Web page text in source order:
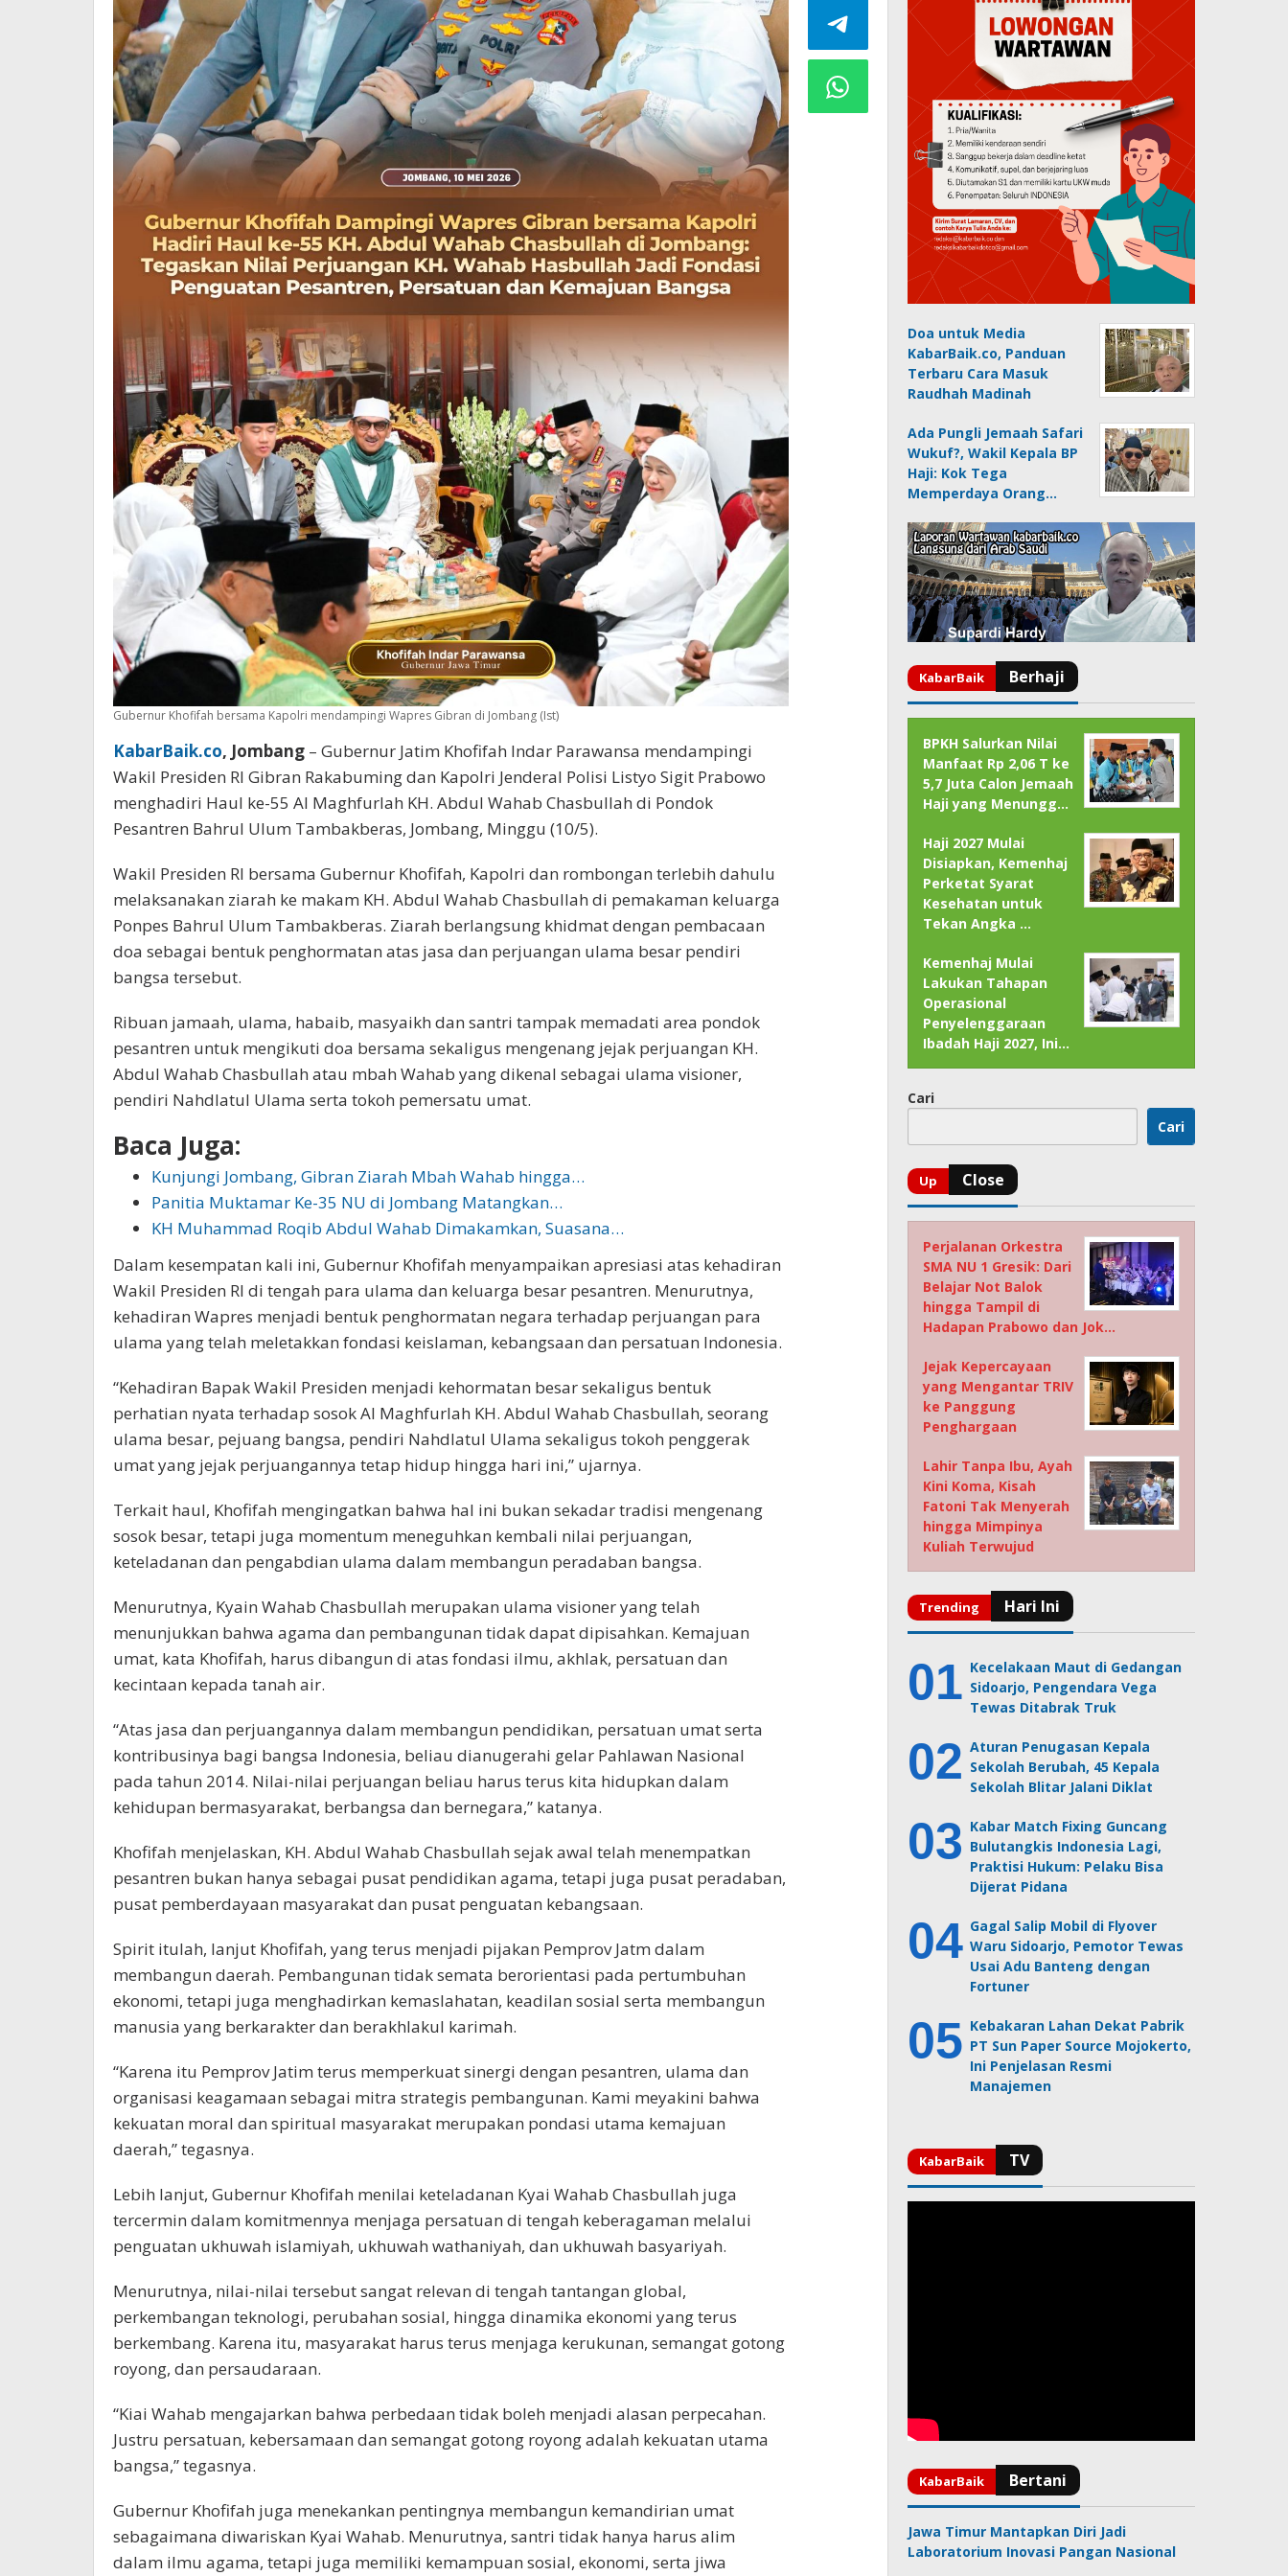
Gubernur Khofifah bersama Kapolri mendampingi Wapres Gibran di Jombang (Ist)
KabarBaik.co, Jombang – Gubernur Jatim Khofifah Indar Parawansa mendampingi
Wakil Presiden RI Gibran Rakabuming dan Kapolri Jenderal Polisi Listyo Sigit Prabowo
menghadiri Haul ke-55 Al Maghfurlah KH. Abdul Wahab Chasbullah di Pondok
Pesantren Bahrul Ulum Tambakberas, Jombang, Minggu (10/5).
Wakil Presiden RI bersama Gubernur Khofifah, Kapolri dan rombongan terlebih dahulu
melaksanakan ziarah ke makam KH. Abdul Wahab Chasbullah di pemakaman keluarga
Ponpes Bahrul Ulum Tambakberas. Ziarah berlangsung khidmat dengan pembacaan
doa sebagai bentuk penghormatan atas jasa dan perjuangan ulama besar pendiri
bangsa tersebut.
Ribuan jamaah, ulama, habaib, masyaikh dan santri tampak memadati area pondok
pesantren untuk mengikuti doa bersama sekaligus mengenang jejak perjuangan KH.
Abdul Wahab Chasbullah atau mbah Wahab yang dikenal sebagai ulama visioner,
pendiri Nahdlatul Ulama serta tokoh pemersatu umat.
Baca Juga:
Kunjungi Jombang, Gibran Ziarah Mbah Wahab hingga…
Panitia Muktamar Ke-35 NU di Jombang Matangkan…
KH Muhammad Roqib Abdul Wahab Dimakamkan, Suasana…
Dalam kesempatan kali ini, Gubernur Khofifah menyampaikan apresiasi atas kehadiran
Wakil Presiden RI di tengah para ulama dan keluarga besar pesantren. Menurutnya,
kehadiran Wapres menjadi bentuk penghormatan negara terhadap perjuangan para
ulama yang telah meletakkan fondasi keislaman, kebangsaan dan persatuan Indonesia.
“Kehadiran Bapak Wakil Presiden menjadi kehormatan besar sekaligus bentuk
perhatian nyata terhadap sosok Al Maghfurlah KH. Abdul Wahab Chasbullah, seorang
ulama besar, pejuang bangsa, pendiri Nahdlatul Ulama sekaligus tokoh penggerak
umat yang jejak perjuangannya tetap hidup hingga hari ini,” ujarnya.
Terkait haul, Khofifah mengingatkan bahwa hal ini bukan sekadar tradisi mengenang
sosok besar, tetapi juga momentum meneguhkan kembali nilai perjuangan,
keteladanan dan pengabdian ulama dalam membangun peradaban bangsa.
Menurutnya, Kyain Wahab Chasbullah merupakan ulama visioner yang telah
menunjukkan bahwa agama dan pembangunan tidak dapat dipisahkan. Kemajuan
umat, kata Khofifah, harus dibangun di atas fondasi ilmu, akhlak, persatuan dan
kecintaan kepada tanah air.
“Atas jasa dan perjuangannya dalam membangun pendidikan, persatuan umat serta
kontribusinya bagi bangsa Indonesia, beliau dianugerahi gelar Pahlawan Nasional
pada tahun 2014. Nilai-nilai perjuangan beliau harus terus kita hidupkan dalam
kehidupan bermasyarakat, berbangsa dan bernegara,” katanya.
Khofifah menjelaskan, KH. Abdul Wahab Chasbullah sejak awal telah menempatkan
pesantren bukan hanya sebagai pusat pendidikan agama, tetapi juga pusat peradaban,
pusat pemberdayaan masyarakat dan pusat penguatan kebangsaan.
Spirit itulah, lanjut Khofifah, yang terus menjadi pijakan Pemprov Jatm dalam
membangun daerah. Pembangunan tidak semata berorientasi pada pertumbuhan
ekonomi, tetapi juga menghadirkan kemaslahatan, keadilan sosial serta membangun
manusia yang berkarakter dan berakhlakul karimah.
“Karena itu Pemprov Jatim terus memperkuat sinergi dengan pesantren, ulama dan
organisasi keagamaan sebagai mitra strategis pembangunan. Kami meyakini bahwa
kekuatan moral dan spiritual masyarakat merupakan pondasi utama kemajuan
daerah,” tegasnya.
Lebih lanjut, Gubernur Khofifah menilai keteladanan Kyai Wahab Chasbullah juga
tercermin dalam komitmennya menjaga persatuan di tengah keberagaman melalui
penguatan ukhuwah islamiyah, ukhuwah wathaniyah, dan ukhuwah basyariyah.
Menurutnya, nilai-nilai tersebut sangat relevan di tengah tantangan global,
perkembangan teknologi, perubahan sosial, hingga dinamika ekonomi yang terus
berkembang. Karena itu, masyarakat harus terus menjaga kerukunan, semangat gotong
royong, dan persaudaraan.
“Kiai Wahab mengajarkan bahwa perbedaan tidak boleh menjadi alasan perpecahan.
Justru persatuan, kebersamaan dan semangat gotong royong adalah kekuatan utama
bangsa,” tegasnya.
Gubernur Khofifah juga menekankan pentingnya membangun kemandirian umat
sebagaimana diwariskan Kyai Wahab. Menurutnya, santri tidak hanya harus alim
dalam ilmu agama, tetapi juga memiliki kemampuan sosial, ekonomi, serta jiwa
Doa untuk Media
KabarBaik.co, Panduan
Terbaru Cara Masuk
Raudhah Madinah
Ada Pungli Jemaah Safari
Wukuf?, Wakil Kepala BP
Haji: Kok Tega
Memperdaya Orang…
BPKH Salurkan Nilai
Manfaat Rp 2,06 T ke
5,7 Juta Calon Jemaah
Haji yang Menungg…
Haji 2027 Mulai
Disiapkan, Kemenhaj
Perketat Syarat
Kesehatan untuk
Tekan Angka …
Kemenhaj Mulai
Lakukan Tahapan
Operasional
Penyelenggaraan
Ibadah Haji 2027, Ini…
Cari
Cari
Perjalanan Orkestra
SMA NU 1 Gresik: Dari
Belajar Not Balok
hingga Tampil di
Hadapan Prabowo dan Jok…
Jejak Kepercayaan
yang Mengantar TRIV
ke Panggung
Penghargaan
Lahir Tanpa Ibu, Ayah
Kini Koma, Kisah
Fatoni Tak Menyerah
hingga Mimpinya
Kuliah Terwujud
Kecelakaan Maut di Gedangan
Sidoarjo, Pengendara Vega
Tewas Ditabrak Truk
Aturan Penugasan Kepala
Sekolah Berubah, 45 Kepala
Sekolah Blitar Jalani Diklat
Kabar Match Fixing Guncang
Bulutangkis Indonesia Lagi,
Praktisi Hukum: Pelaku Bisa
Dijerat Pidana
Gagal Salip Mobil di Flyover
Waru Sidoarjo, Pemotor Tewas
Usai Adu Banteng dengan
Fortuner
Kebakaran Lahan Dekat Pabrik
PT Sun Paper Source Mojokerto,
Ini Penjelasan Resmi
Manajemen
Jawa Timur Mantapkan Diri Jadi
Laboratorium Inovasi Pangan Nasional